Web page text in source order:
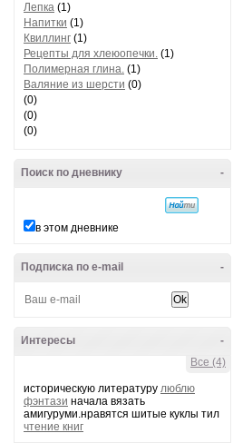
Лепка (1)
Напитки (1)
Квиллинг (1)
Рецепты для хлеюопечки. (1)
Полимерная глина. (1)
Валяние из шерсти (0)
(0)
(0)
(0)
-
Поиск по дневнику
в этом дневнике
-
Подписка по e-mail
-
Интересы
Все (4)
историческую литературу люблю
фэнтази начала вязать
амигуруми.нравятся шитые куклы тил
чтение книг